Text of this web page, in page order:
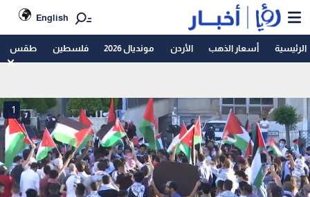
English
الرئيسية أسعار الذهب الأردن مونديال 2026 فلسطين طقس
1